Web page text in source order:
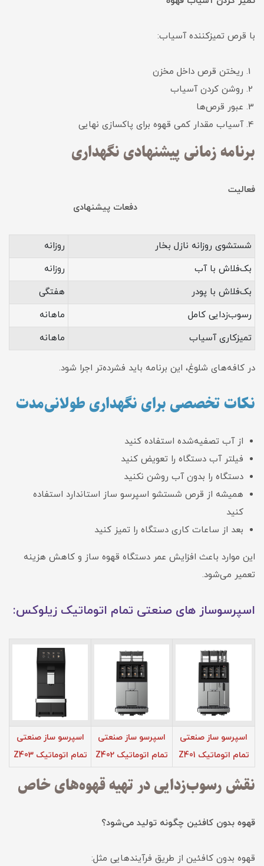
با قرص تمیزکننده آسیاب:
ریختن قرص داخل مخزن
روشن کردن آسیاب
عبور قرص‌ها
آسیاب مقدار کمی قهوه برای پاکسازی نهایی
برنامه زمانی پیشنهادی نگهداری
فعالیت
دفعات پیشنهادی
شستشوی روزانه نازل بخار
روزانه
بک‌فلاش با آب
روزانه
بک‌فلاش با پودر
هفتگی
رسوب‌زدایی کامل
ماهانه
تمیزکاری آسیاب
ماهانه
در کافه‌های شلوغ، این برنامه باید فشرده‌تر اجرا شود.
نکات تخصصی برای نگهداری طولانی‌مدت
از آب تصفیه‌شده استفاده کنید
فیلتر آب دستگاه را تعویض کنید
دستگاه را بدون آب روشن نکنید
همیشه از قرص شستشو اسپرسو ساز استاندارد استفاده
کنید
بعد از ساعات کاری دستگاه را تمیز کنید
این موارد باعث افزایش عمر دستگاه قهوه ساز و کاهش هزینه
تعمیر می‌شود.
اسپرسوساز های صنعتی تمام اتوماتیک زیلوکس:
اسپرسو ساز صنعتی
تمام اتوماتیک Z401
اسپرسو ساز صنعتی
تمام اتوماتیک Z402
اسپرسو ساز صنعتی
تمام اتوماتیک Z403
نقش رسوب‌زدایی در تهیه قهوه‌های خاص
قهوه بدون کافئین چگونه تولید می‌شود؟
قهوه بدون کافئین از طریق فرآیندهایی مثل: